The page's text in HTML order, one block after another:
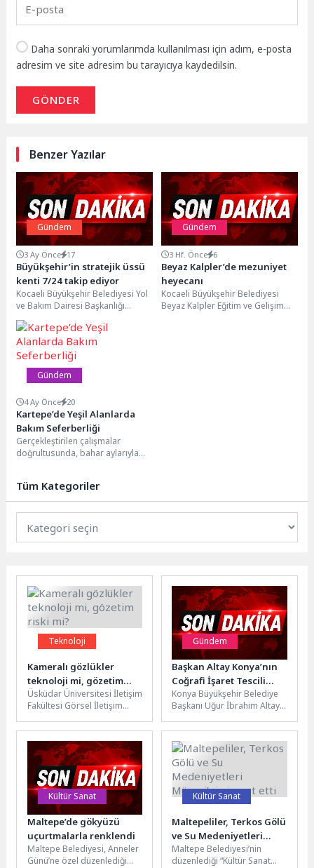
Daha sonraki yorumlarımda kullanılması için adım, e-posta
adresim ve site adresim bu tarayıcıya kaydedilsin.
GÖNDER
Benzer Yazılar
Gündem
3 Ay Önce 17
Büyükşehir’in stratejik üssü
kenti 7/24 takip ediyor
Kocaeli Büyükşehir Belediyesi Yol
ve Bakım Dairesi Başkanlığı
Koordinasyon Merkezi, kentin
dört bir yanını anlık...
Gündem
3 Hf. Önce 6
Beyaz Kalpler’de mezuniyet
heyecanı
Kocaeli Büyükşehir Belediyesi
Beyaz Kalpler Eğitim ve Gelişim
Gündem
4 Ay Önce 20
Kartepe’de Yeşil Alanlarda
Bakım Seferberliği
Gerçekleştirilen çalışmalar
doğrultusunda, bahar aylarıyla
Tüm Kategoriler
Teknoloji
Kameralı gözlükler
teknoloji mi, gözetim
riski mi?
Üsküdar Üniversitesi İletişim
Fakültesi Görsel İletişim
Prof. Dr. And Algül, giyilebilir
teknolojilerin...
Gündem
Başkan Altay Konya’nın
Coğrafi İşaret Tescili
Alan Ürün Sayısının 91’e
Ulaştığını Açıkladı
Konya Büyükşehir Belediye
Başkanı Uğur İbrahim Altay,
kültürünü yansıtan Karamık
Otlu Çorba...
Kültür Sanat
Maltepe’de gökyüzü
uçurtmalarla renklendi
Maltepe Belediyesi, Anneler
Günü’ne özel düzenlediği
Kültür Sanat
Maltepeliler, Terkos Gölü
ve Su Medeniyetleri
Müzesi’ni ziyaret etti
Maltepe Belediyesi’nin
düzenlediği “Kültür Sanat